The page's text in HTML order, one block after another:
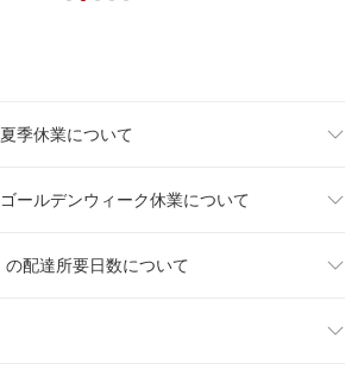
季休業について
ールデンウィーク休業について
の配達所要日数について